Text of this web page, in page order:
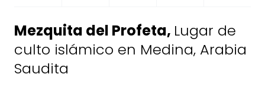
Mezquita del Profeta, Lugar de
culto islámico en Medina, Arabia
Saudita